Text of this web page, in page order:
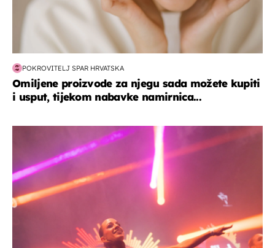
POKROVITELJ SPAR HRVATSKA
Omiljene proizvode za njegu sada možete kupiti
i usput, tijekom nabavke namirnica...